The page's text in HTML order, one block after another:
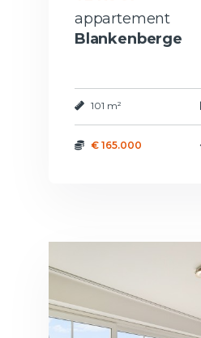
appartement
Blankenberge
101 m²
€ 165.000